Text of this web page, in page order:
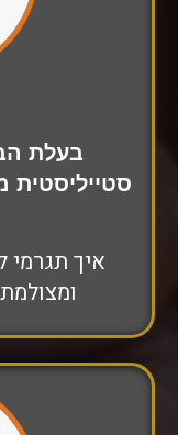
בעלת
סטייליסטית
איך תגרמי